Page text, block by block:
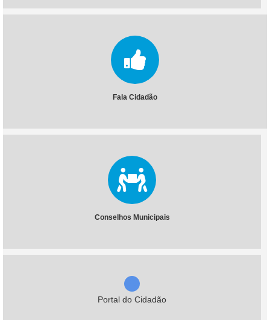
Fala Cidadão
Conselhos Municipais
Portal do Cidadão